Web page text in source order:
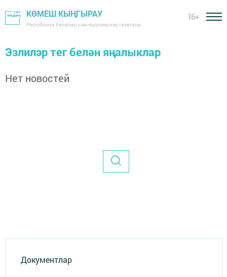
КӨМЕШ КЫҢГЫРАУ
Республика балалар һәм яшүсмерләр газетасы
16+
Эзлилэр тег белән яңалыклар
Нет новостей
Документлар